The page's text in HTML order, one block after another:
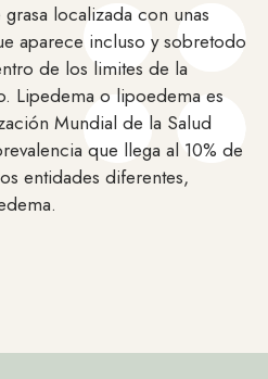
localizada con unas
aparece incluso y sobretodo
de los limites de la
Lipedema o lipoedema es
Mundial de la Salud
que llega al 10% de
entidades diferentes,